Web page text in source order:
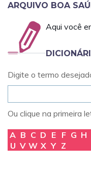
ARQUIVO BOA
Aqui você
Digite o termo
Ou clique na primeira
A B C D E F G H
U V W X Y Z